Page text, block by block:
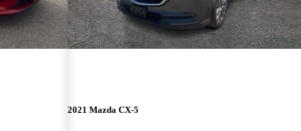
2021 Mazda CX-5